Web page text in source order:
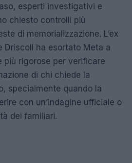
esperti investigativi e
chiesto controlli più
di memorializzazione. L’ex
Driscoll ha esortato Meta a
più rigorose per verificare
di chi chiede la
specialmente quando la
con un’indagine ufficiale o
dei familiari.